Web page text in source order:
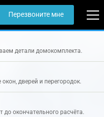
Перезвоните мне
детали домокомплекта.
дверей и перегородок.
окончательного расчёта.